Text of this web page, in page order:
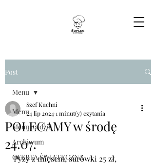
Post
Menu
Menu na dziś
Archiwum
OFERTA ŚWIĄTECZNA
Menu
POLECAMY w środę
24.07.
Szef Kuchni
24 lip 20241 minut(y) czytania
Pyzy z mięsem, surówki 25 zł,